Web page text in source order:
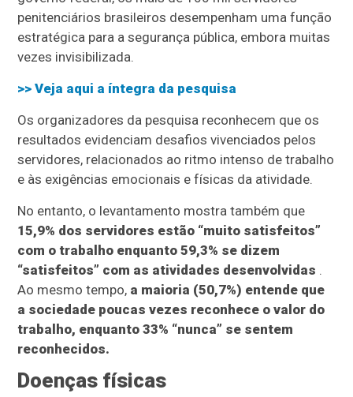
penitenciários brasileiros desempenham uma função
estratégica para a segurança pública, embora muitas
vezes invisibilizada.
>> Veja aqui a íntegra da pesquisa
Os organizadores da pesquisa reconhecem que os
resultados evidenciam desafios vivenciados pelos
servidores, relacionados ao ritmo intenso de trabalho
e às exigências emocionais e físicas da atividade.
No entanto, o levantamento mostra também que
15,9% dos servidores estão “muito satisfeitos”
com o trabalho enquanto 59,3% se dizem
“satisfeitos” com as atividades desenvolvidas .
Ao mesmo tempo, a maioria (50,7%) entende que
a sociedade poucas vezes reconhece o valor do
trabalho, enquanto 33% “nunca” se sentem
reconhecidos.
Doenças físicas